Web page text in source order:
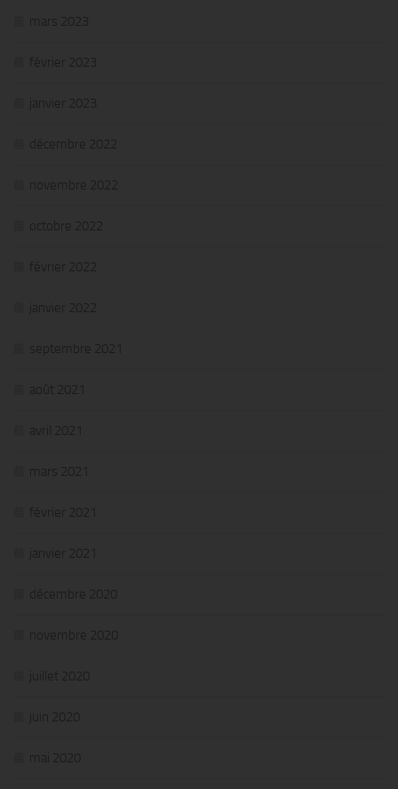
mars 2023
février 2023
janvier 2023
décembre 2022
novembre 2022
octobre 2022
février 2022
janvier 2022
septembre 2021
août 2021
avril 2021
mars 2021
février 2021
janvier 2021
décembre 2020
novembre 2020
juillet 2020
juin 2020
mai 2020